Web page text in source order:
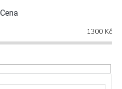
Cena
1300 Kč